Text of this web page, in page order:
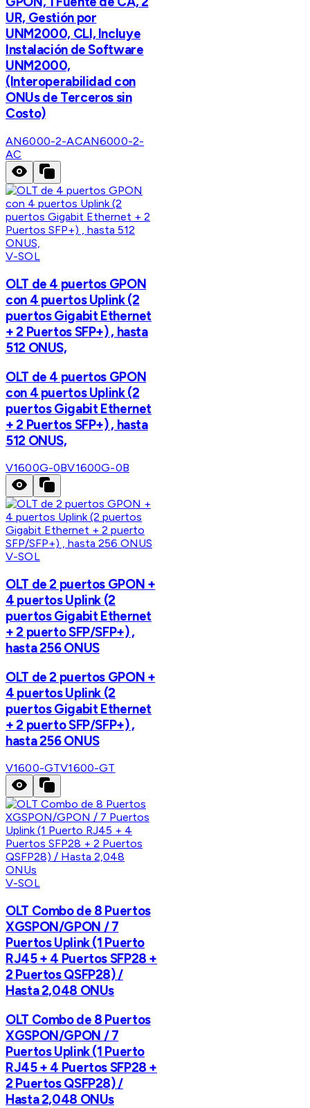
UR, Gestión por
UNM2000, CLI, Incluye
Instalación de Software
UNM2000,
(Interoperabilidad con
ONUs de Terceros sin
Costo)
AN6000-2-ACAN6000-2-
AC
V-SOL
OLT de 4 puertos GPON
con 4 puertos Uplink (2
puertos Gigabit Ethernet
+ 2 Puertos SFP+) , hasta
512 ONUS,
OLT de 4 puertos GPON
con 4 puertos Uplink (2
puertos Gigabit Ethernet
+ 2 Puertos SFP+) , hasta
512 ONUS,
V1600G-0BV1600G-0B
V-SOL
OLT de 2 puertos GPON +
4 puertos Uplink (2
puertos Gigabit Ethernet
+ 2 puerto SFP/SFP+) ,
hasta 256 ONUS
OLT de 2 puertos GPON +
4 puertos Uplink (2
puertos Gigabit Ethernet
+ 2 puerto SFP/SFP+) ,
hasta 256 ONUS
V1600-GTV1600-GT
V-SOL
OLT Combo de 8 Puertos
XGSPON/GPON / 7
Puertos Uplink (1 Puerto
RJ45 + 4 Puertos SFP28 +
2 Puertos QSFP28) /
Hasta 2,048 ONUs
OLT Combo de 8 Puertos
XGSPON/GPON / 7
Puertos Uplink (1 Puerto
RJ45 + 4 Puertos SFP28 +
2 Puertos QSFP28) /
Hasta 2,048 ONUs